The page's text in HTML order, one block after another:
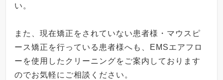
い。
また、現在矯正をされていない患者様・マウスピ
ース矯正を行っている患者様へも、EMSエアフロ
ーを使用したクリーニングをご案内しております
のでお気軽にご相談ください。